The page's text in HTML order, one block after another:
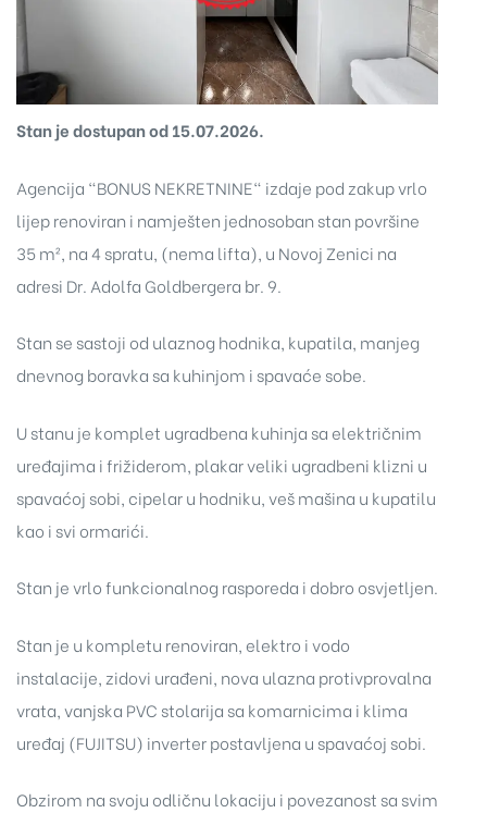
Stan je dostupan od 15.07.2026.
Agencija "BONUS NEKRETNINE" izdaje pod zakup vrlo
lijep renoviran i namješten jednosoban stan površine
35 m², na 4 spratu, (nema lifta), u Novoj Zenici na
adresi Dr. Adolfa Goldbergera br. 9.
Stan se sastoji od ulaznog hodnika, kupatila, manjeg
dnevnog boravka sa kuhinjom i spavaće sobe.
U stanu je komplet ugradbena kuhinja sa električnim
uređajima i frižiderom, plakar veliki ugradbeni klizni u
spavaćoj sobi, cipelar u hodniku, veš mašina u kupatilu
kao i svi ormarići.
Stan je vrlo funkcionalnog rasporeda i dobro osvjetljen.
Stan je u kompletu renoviran, elektro i vodo
instalacije, zidovi urađeni, nova ulazna protivprovalna
vrata, vanjska PVC stolarija sa komarnicima i klima
uređaj (FUJITSU) inverter postavljena u spavaćoj sobi.
Obzirom na svoju odličnu lokaciju i povezanost sa svim